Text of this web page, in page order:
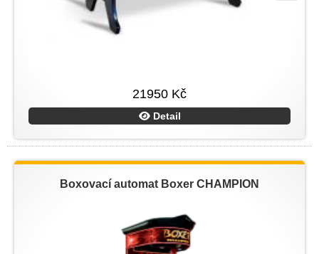
21950 Kč
Detail
Boxovací automat Boxer CHAMPION